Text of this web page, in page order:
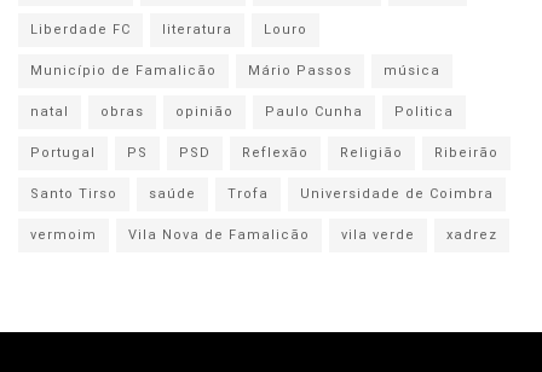
Liberdade FC
literatura
Louro
Município de Famalicão
Mário Passos
música
natal
obras opinião Paulo Cunha
Politica
Portugal
PS PSD Reflexão Religião
Ribeirão
Santo Tirso
saúde Trofa
Universidade de Coimbra
vermoim
Vila Nova de Famalicão vila verde xadrez